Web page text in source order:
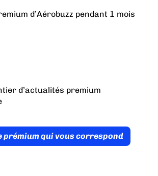
d’Aérobuzz pendant 1 mois
d’actualités premium
prémium qui vous correspond